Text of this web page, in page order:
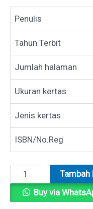
Penulis
Tahun Terbit
Jumlah halaman
Ukuran kertas
Jenis kertas
ISBN/No.Reg
Kuantitas
MEMBANGUN
KAWASAN
Tambah
Buy via